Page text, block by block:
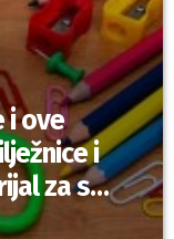
i ove
i
za sve